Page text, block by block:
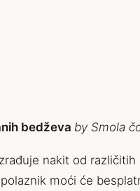
bedževa by Smola
nakit od
moći će